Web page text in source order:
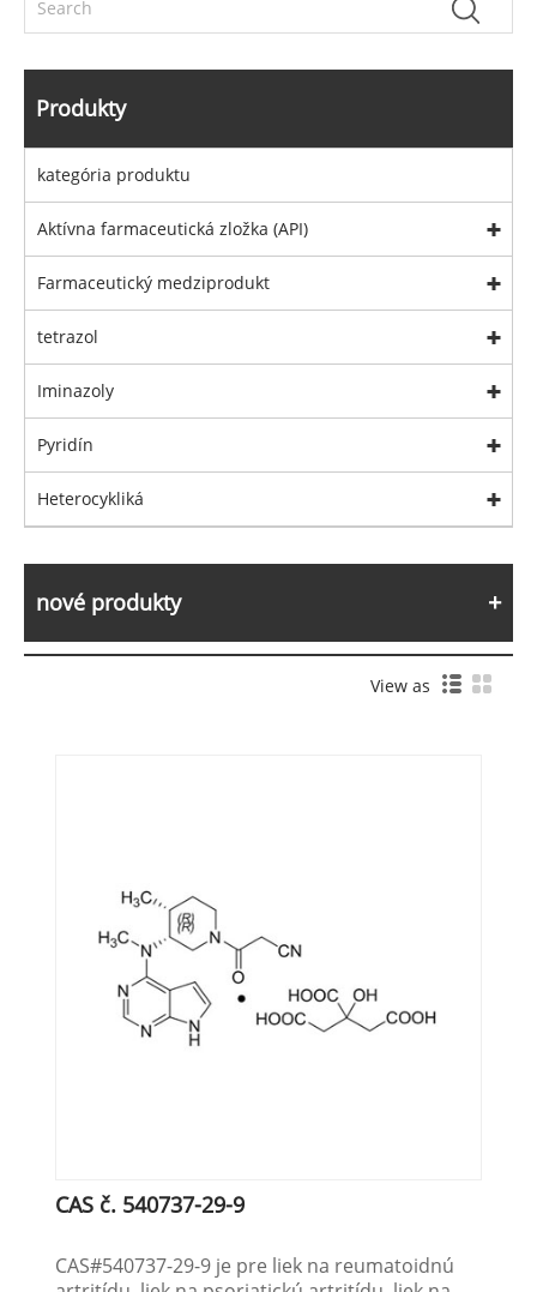
Produkty
kategória produktu
Aktívna farmaceutická zložka (API)
Farmaceutický medziprodukt
tetrazol
Iminazoly
Pyridín
Heterocykliká
nové produkty
View as
CAS č. 540737-29-9
CAS#540737-29-9 je pre liek na reumatoidnú